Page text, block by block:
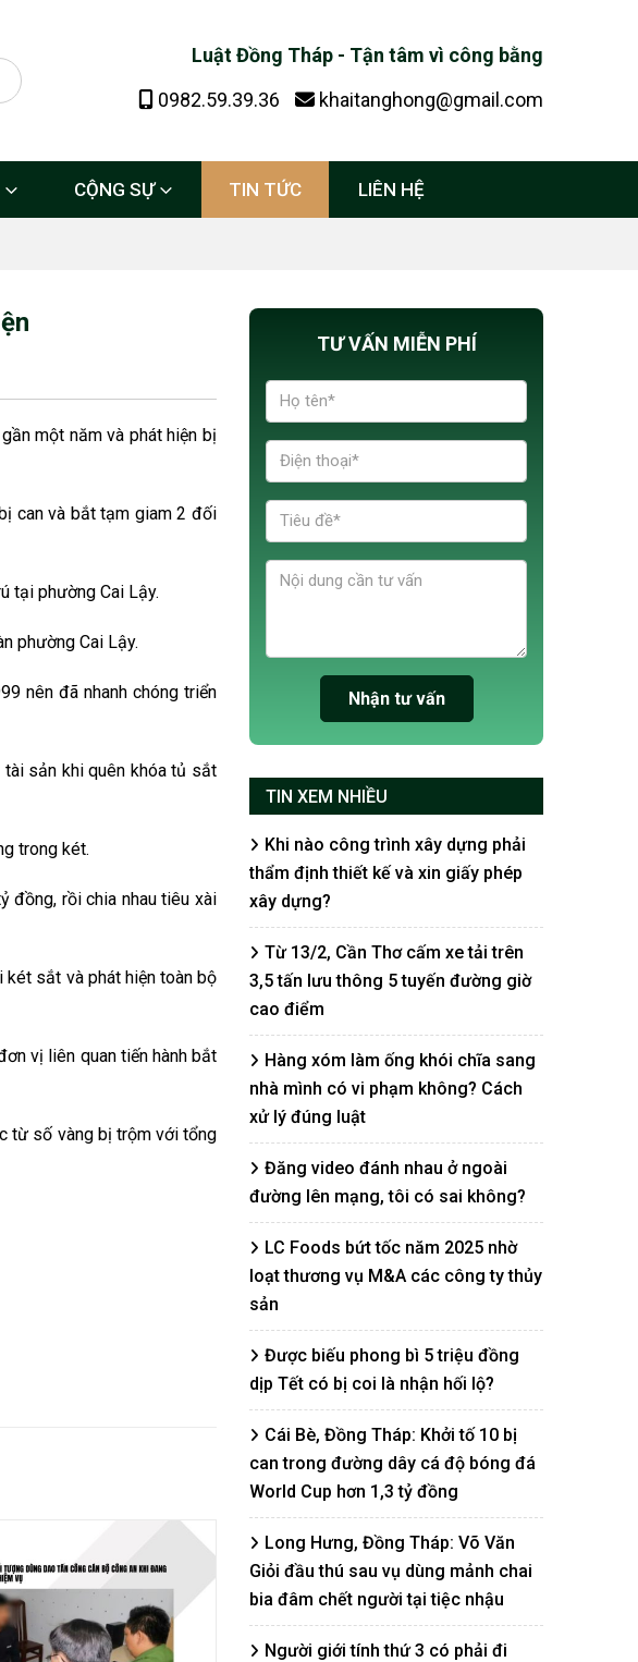
Luật Đồng Tháp - Tận tâm vì công bằng
0982.59.39.36
khaitanghong@gmail.com
CỘNG SỰ TIN TỨC LIÊN HỆ
một năm và phát hiện bị
can và bắt tạm giam 2 đối
tại phường Cai Lậy.
phường Cai Lậy.
nên đã nhanh chóng triển
sản khi quên khóa tủ sắt
trong két.
đồng, rồi chia nhau tiêu xài
sắt và phát hiện toàn bộ
vị liên quan tiến hành bắt
từ số vàng bị trộm với tổng
TƯ VẤN MIỄN PHÍ
TIN XEM NHIỀU
Khi nào công trình xây dựng phải
thẩm định thiết kế và xin giấy phép
xây dựng?
Từ 13/2, Cần Thơ cấm xe tải trên
3,5 tấn lưu thông 5 tuyến đường giờ
cao điểm
Hàng xóm làm ống khói chĩa sang
nhà mình có vi phạm không? Cách
xử lý đúng luật
Đăng video đánh nhau ở ngoài
đường lên mạng, tôi có sai không?
LC Foods bứt tốc năm 2025 nhờ
loạt thương vụ M&A các công ty thủy
sản
Được biếu phong bì 5 triệu đồng
dịp Tết có bị coi là nhận hối lộ?
Cái Bè, Đồng Tháp: Khởi tố 10 bị
can trong đường dây cá độ bóng đá
World Cup hơn 1,3 tỷ đồng
Long Hưng, Đồng Tháp: Võ Văn
Giỏi đầu thú sau vụ dùng mảnh chai
bia đâm chết người tại tiệc nhậu
Người giới tính thứ 3 có phải đi